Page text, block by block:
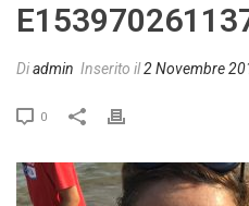
Diadmin Inserito il2 Novembre
0